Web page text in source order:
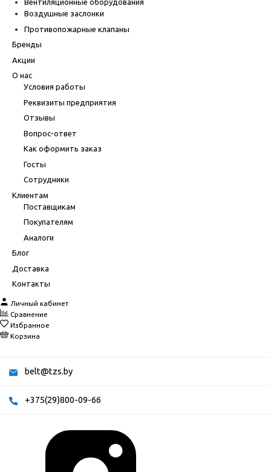
Вентиляционные оборудования
Воздушные заслонки
Противопожарные клапаны
Бренды
Акции
О нас
Условия работы
Реквизиты предприятия
Отзывы
Вопрос-ответ
Как оформить заказ
Госты
Сотрудники
Клиентам
Поставщикам
Покупателям
Аналоги
Блог
Доставка
Контакты
Личный кабинет
Сравнение
Избранное
Корзина
belt@tzs.by
+375(29)800-09-66